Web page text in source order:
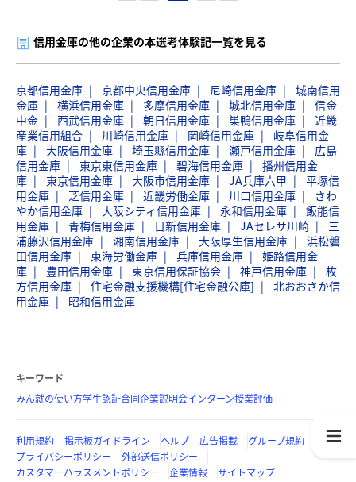
信用金庫の他の企業の本選考体験記一覧を見る
京都信用金庫 京都中央信用金庫 尼崎信用金庫
城南信用
金庫
横浜信用金庫 多摩信用金庫 城北信用金庫
信金
中金
西武信用金庫 朝日信用金庫 巣鴨信用金庫
近畿
産業信用組合
川崎信用金庫 岡崎信用金庫
岐阜信用金
庫
大阪信用金庫 埼玉縣信用金庫 瀬戸信用金庫
広島
信用金庫
東京東信用金庫 碧海信用金庫
播州信用金
庫
東京信用金庫 大阪市信用金庫 JA兵庫六甲
平塚信
用金庫
芝信用金庫 近畿労働金庫 川口信用金庫
さわ
やか信用金庫
大阪シティ信用金庫 永和信用金庫
飯能信
用金庫
青梅信用金庫 日新信用金庫 JAセレサ川崎
三
浦藤沢信用金庫
湘南信用金庫 大阪厚生信用金庫
浜松磐
田信用金庫
東海労働金庫 兵庫信用金庫
姫路信用金
庫
豊田信用金庫 東京信用保証協会 神戸信用金庫
枚
方信用金庫
住宅金融支援機構[住宅金融公庫]
北おおさか信
用金庫
昭和信用金庫
キーワード
みん就の使い方学生認証合同企業説明会インターン授業評価
利用規約 掲示板ガイドライン ヘルプ 広告掲載
グループ規約
プライバシーポリシー
外部送信ポリシー
カスタマーハラスメントポリシー
企業情報 サイトマップ